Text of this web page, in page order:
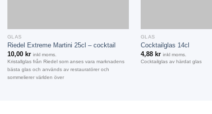
GLAS
Riedel Extreme Martini 25cl – cocktail
10,00 kr inkl moms.
Kristallglas från Riedel som anses vara marknadens
bästa glas och används av restauratörer och
sommelierer världen över
GLAS
Cocktailglas 14cl
4,88 kr inkl moms.
Cocktailglas av härdat glas